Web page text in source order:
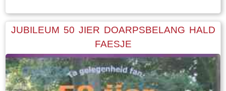
animo minder. Kontainers omwikselje en hjir en
dêr wat ruten wytkalke of fan leuzen foarsjen,
der hold it mei op. Dat wie it momint dat in
freonegroep de Aldjiersploech oprjochte hat. Sij
wiene fan doel om tenei in âldjiersstunt del te
setten. Dat wiene: Anne Stenekes, Martin
JUBILEUM 50 JIER DOARPSBELANG HALD
FAESJE